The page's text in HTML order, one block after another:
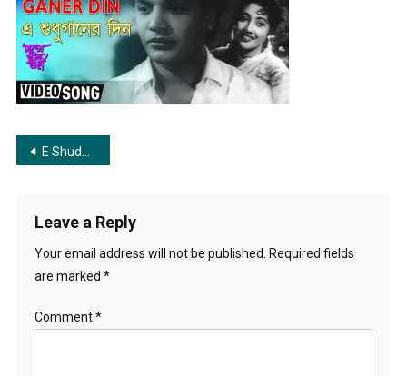
Din
|
শুধু
গানের
Post
E Shudhu Ganer Din | এ শুধু গানের দিন
Leave a Reply
Your email address will not be published.
Required fields
are marked *
Comment*